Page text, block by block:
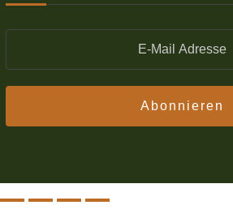
Abonnieren